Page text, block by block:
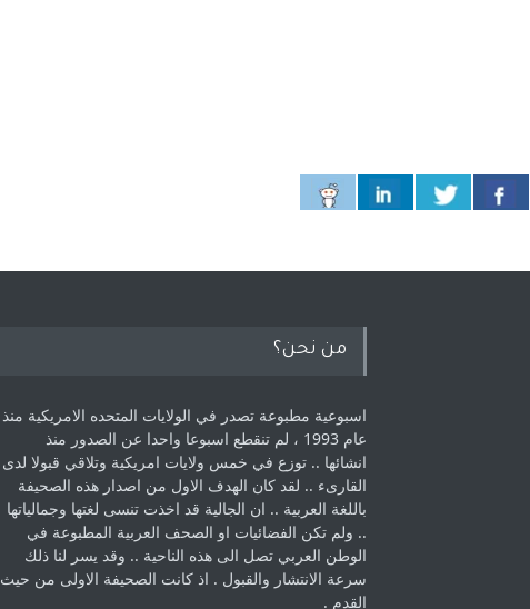
من نحن؟
اسبوعية مطبوعة تصدر في الولايات المتحده الامريكية منذ
عام 1993 ، لم ‏تنقطع اسبوعا واحدا عن الصدور منذ
انشائها .. توزع في خمس ولايات امريكية ‏وتلاقي قبولا لدى
القارىء ..‏ لقد كان الهدف الاول من اصدار هذه الصحيفة
باللغة العربية .. ان الجالية قد اخذت ‏تنسى لغتها وجمالياتها
.. ولم تكن الفضائيات او الصحف العربية المطبوعة في
الوطن ‏العربي تصل الى هذه الناحية .. وقد يسر لنا ذلك
سرعة الانتشار والقبول . اذ كانت ‏الصحيفة الاولى من حيث
القدم . ‏